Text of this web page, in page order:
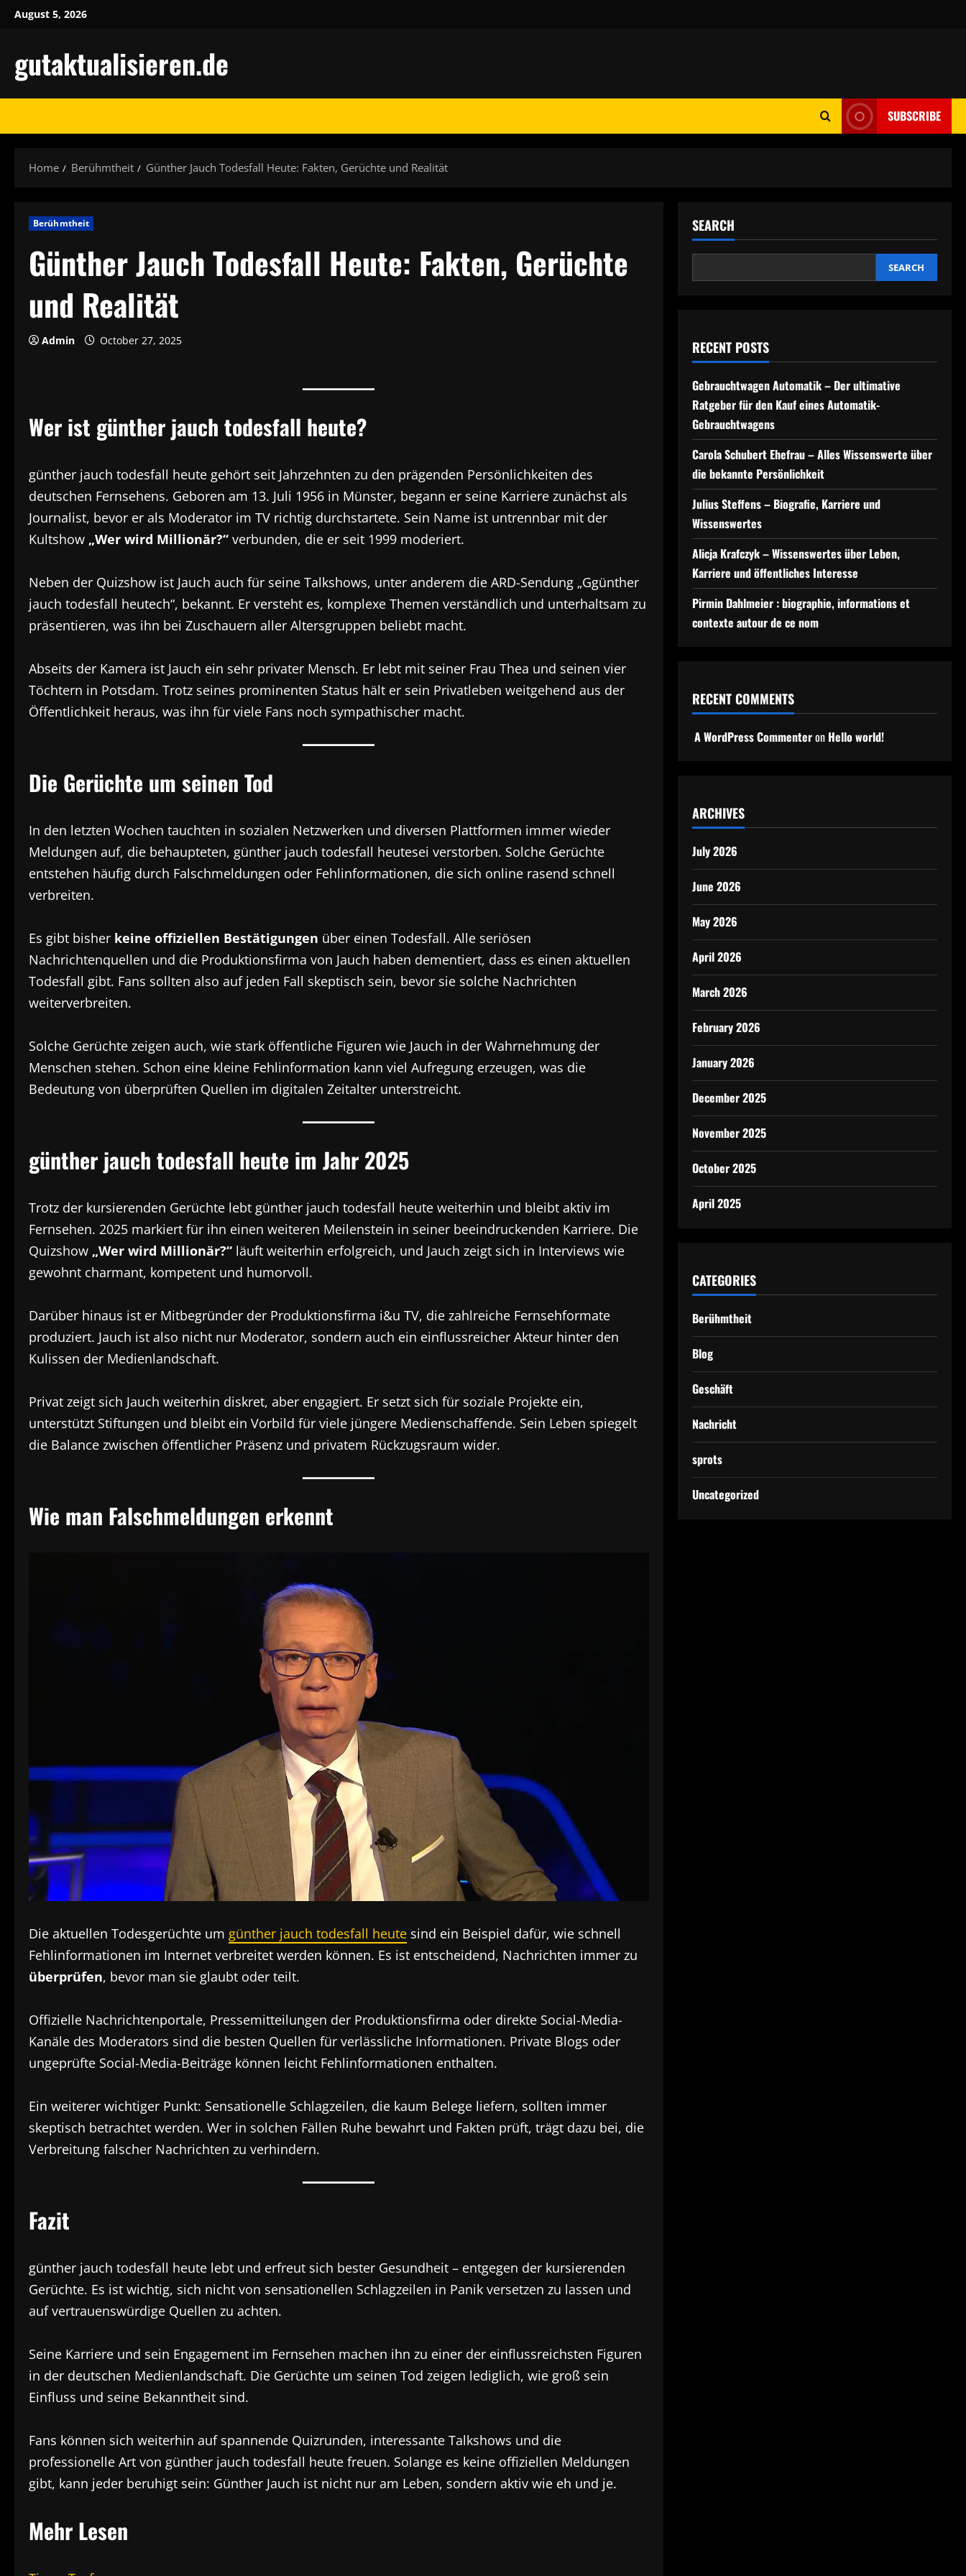
SkipAugust 5, 2026
gutaktualisieren.de
SUBSCRIBE
Home Berühmtheit Günther Jauch Todesfall Heute: Fakten, Gerüchte und Realität
Berühmtheit
Günther Jauch Todesfall Heute: Fakten, Gerüchte
und Realität
Admin October 27, 2025
Wer ist günther jauch todesfall heute?
günther jauch todesfall heute gehört seit Jahrzehnten zu den prägenden Persönlichkeiten des
deutschen Fernsehens. Geboren am 13. Juli 1956 in Münster, begann er seine Karriere zunächst als
Journalist, bevor er als Moderator im TV richtig durchstartete. Sein Name ist untrennbar mit der
Kultshow „Wer wird Millionär?“ verbunden, die er seit 1999 moderiert.
Neben der Quizshow ist Jauch auch für seine Talkshows, unter anderem die ARD-Sendung „Ggünther
jauch todesfall heutech“, bekannt. Er versteht es, komplexe Themen verständlich und unterhaltsam zu
präsentieren, was ihn bei Zuschauern aller Altersgruppen beliebt macht.
Abseits der Kamera ist Jauch ein sehr privater Mensch. Er lebt mit seiner Frau Thea und seinen vier
Töchtern in Potsdam. Trotz seines prominenten Status hält er sein Privatleben weitgehend aus der
Öffentlichkeit heraus, was ihn für viele Fans noch sympathischer macht.
Die Gerüchte um seinen Tod
In den letzten Wochen tauchten in sozialen Netzwerken und diversen Plattformen immer wieder
Meldungen auf, die behaupteten, günther jauch todesfall heutesei verstorben. Solche Gerüchte
entstehen häufig durch Falschmeldungen oder Fehlinformationen, die sich online rasend schnell
verbreiten.
Es gibt bisher keine offiziellen Bestätigungen über einen Todesfall. Alle seriösen
Nachrichtenquellen und die Produktionsfirma von Jauch haben dementiert, dass es einen aktuellen
Todesfall gibt. Fans sollten also auf jeden Fall skeptisch sein, bevor sie solche Nachrichten
weiterverbreiten.
Solche Gerüchte zeigen auch, wie stark öffentliche Figuren wie Jauch in der Wahrnehmung der
Menschen stehen. Schon eine kleine Fehlinformation kann viel Aufregung erzeugen, was die
Bedeutung von überprüften Quellen im digitalen Zeitalter unterstreicht.
günther jauch todesfall heute im Jahr 2025
Trotz der kursierenden Gerüchte lebt günther jauch todesfall heute weiterhin und bleibt aktiv im
Fernsehen. 2025 markiert für ihn einen weiteren Meilenstein in seiner beeindruckenden Karriere. Die
Quizshow „Wer wird Millionär?“ läuft weiterhin erfolgreich, und Jauch zeigt sich in Interviews wie
gewohnt charmant, kompetent und humorvoll.
Darüber hinaus ist er Mitbegründer der Produktionsfirma i&u TV, die zahlreiche Fernsehformate
produziert. Jauch ist also nicht nur Moderator, sondern auch ein einflussreicher Akteur hinter den
Kulissen der Medienlandschaft.
Privat zeigt sich Jauch weiterhin diskret, aber engagiert. Er setzt sich für soziale Projekte ein,
unterstützt Stiftungen und bleibt ein Vorbild für viele jüngere Medienschaffende. Sein Leben spiegelt
die Balance zwischen öffentlicher Präsenz und privatem Rückzugsraum wider.
Wie man Falschmeldungen erkennt
Die aktuellen Todesgerüchte um günther jauch todesfall heute sind ein Beispiel dafür, wie schnell
Fehlinformationen im Internet verbreitet werden können. Es ist entscheidend, Nachrichten immer zu
überprüfen, bevor man sie glaubt oder teilt.
Offizielle Nachrichtenportale, Pressemitteilungen der Produktionsfirma oder direkte Social-Media-
Kanäle des Moderators sind die besten Quellen für verlässliche Informationen. Private Blogs oder
ungeprüfte Social-Media-Beiträge können leicht Fehlinformationen enthalten.
Ein weiterer wichtiger Punkt: Sensationelle Schlagzeilen, die kaum Belege liefern, sollten immer
skeptisch betrachtet werden. Wer in solchen Fällen Ruhe bewahrt und Fakten prüft, trägt dazu bei, die
Verbreitung falscher Nachrichten zu verhindern.
Fazit
günther jauch todesfall heute lebt und erfreut sich bester Gesundheit – entgegen der kursierenden
Gerüchte. Es ist wichtig, sich nicht von sensationellen Schlagzeilen in Panik versetzen zu lassen und
auf vertrauenswürdige Quellen zu achten.
Seine Karriere und sein Engagement im Fernsehen machen ihn zu einer der einflussreichsten Figuren
in der deutschen Medienlandschaft. Die Gerüchte um seinen Tod zeigen lediglich, wie groß sein
Einfluss und seine Bekanntheit sind.
Fans können sich weiterhin auf spannende Quizrunden, interessante Talkshows und die
professionelle Art von günther jauch todesfall heute freuen. Solange es keine offiziellen Meldungen
gibt, kann jeder beruhigt sein: Günther Jauch ist nicht nur am Leben, sondern aktiv wie eh und je.
Mehr Lesen
SEARCH
SEARCH
RECENT POSTS
Gebrauchtwagen Automatik – Der ultimative
Ratgeber für den Kauf eines Automatik-
Gebrauchtwagens
Carola Schubert Ehefrau – Alles Wissenswerte über
die bekannte Persönlichkeit
Julius Steffens – Biografie, Karriere und
Wissenswertes
Alicja Krafczyk – Wissenswertes über Leben,
Karriere und öffentliches Interesse
Pirmin Dahlmeier : biographie, informations et
contexte autour de ce nom
RECENT COMMENTS
A WordPress Commenteron Hello world!
ARCHIVES
July 2026
June 2026
May 2026
April 2026
March 2026
February 2026
January 2026
December 2025
November 2025
October 2025
April 2025
CATEGORIES
Berühmtheit
Blog
Geschäft
Nachricht
sprots
Uncategorized